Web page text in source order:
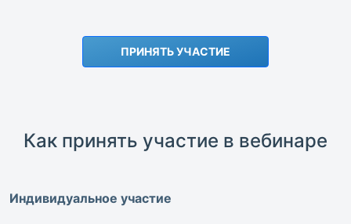
ПРИНЯТЬ УЧАСТИЕ
Как принять участие в вебинаре
Индивидуальное участие